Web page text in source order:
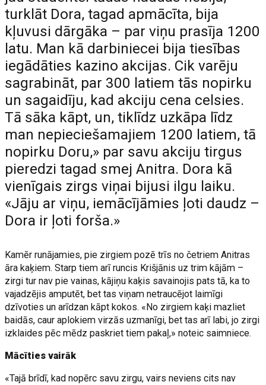
turklāt Dora, tagad apmācīta, bija
kļuvusi dārgāka – par viņu prasīja 1200
latu. Man kā darbiniecei bija tiesības
iegādāties kazino akcijas. Cik varēju
sagrabināt, par 300 latiem tās nopirku
un sagaidīju, kad akciju cena celsies.
Tā sāka kāpt, un, tiklīdz uzkāpa līdz
man nepieciešamajiem 1200 latiem, tā
nopirku Doru,» par savu akciju tirgus
pieredzi tagad smej Anitra. Dora kā
vienīgais zirgs viņai bijusi ilgu laiku.
«Jāju ar viņu, iemācījāmies ļoti daudz –
Dora ir ļoti forša.»
Kamēr runājamies, pie zirgiem pozē trīs no četriem Anitras
āra kaķiem. Starp tiem arī runcis Krišjānis uz trim kājām –
zirgi tur nav pie vainas, kājiņu kaķis savainojis pats tā, ka to
vajadzējis amputēt, bet tas viņam netraucējot laimīgi
dzīvoties un arīdzan kāpt kokos. «No zirgiem kaķi mazliet
baidās, caur aplokiem virzās uzmanīgi, bet tas arī labi, jo zirgi
izklaides pēc mēdz paskriet tiem pakaļ,» noteic saimniece.
Mācīties vairāk
«Tajā brīdī, kad nopērc savu zirgu, vairs neviens cits nav